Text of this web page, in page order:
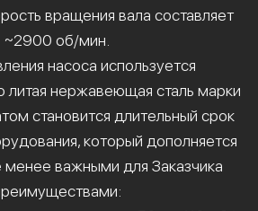
вращения вала составляет
~2900 об/мин.
насоса используется
нержавеющая сталь марки
становится длительный срок
который дополняется
менее важными для Заказчика